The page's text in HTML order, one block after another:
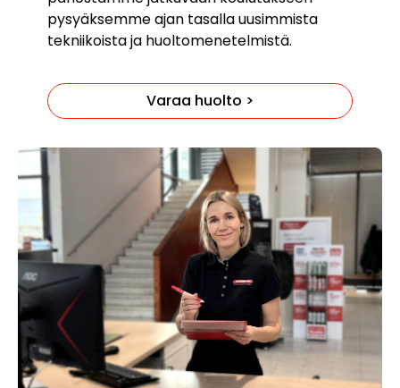
pysyäksemme ajan tasalla uusimmista
tekniikoista ja huoltomenetelmistä.
Varaa huolto >